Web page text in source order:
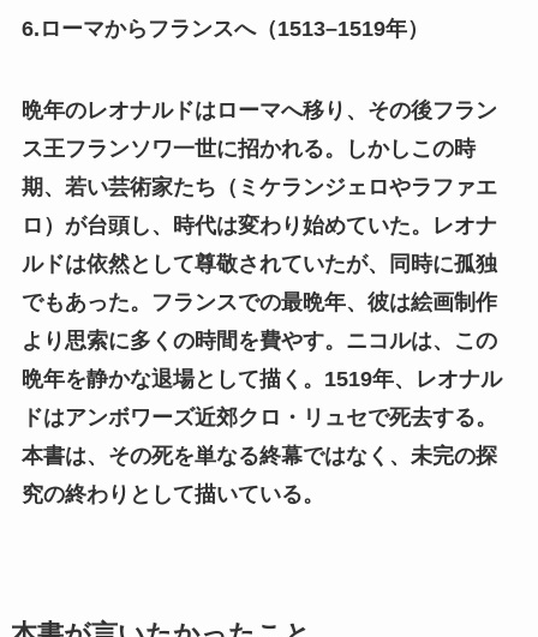
6.ローマからフランスへ（1513–1519年）
晩年のレオナルドはローマへ移り、その後フラン
ス王フランソワ一世に招かれる。しかしこの時
期、若い芸術家たち（ミケランジェロやラファエ
ロ）が台頭し、時代は変わり始めていた。レオナ
ルドは依然として尊敬されていたが、同時に孤独
でもあった。フランスでの最晩年、彼は絵画制作
より思索に多くの時間を費やす。ニコルは、この
晩年を静かな退場として描く。1519年、レオナル
ドはアンボワーズ近郊クロ・リュセで死去する。
本書は、その死を単なる終幕ではなく、未完の探
究の終わりとして描いている。